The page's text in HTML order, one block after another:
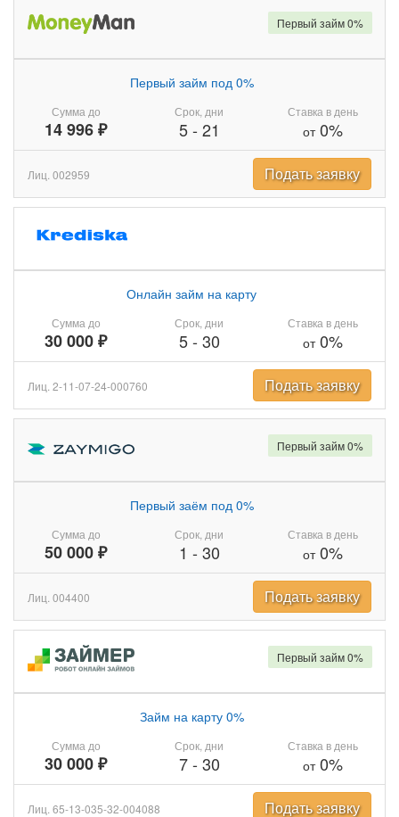
Сумма до
14 996 ₽
Первый займ под 0%
Срок, дни
5- 21
Ставка в день
от0%
Первый займ 0%
Лиц. 002959 Подать заявку
Сумма до
30 000 ₽
Онлайн займ на карту
Срок, дни
5- 30
Ставка в день
от0%
Лиц. 2-11-07-24-000760 Подать заявку
Сумма до
50 000 ₽
Первый заём под 0%
Срок, дни
1 - 30
Ставка в день
от0%
Первый займ 0%
Лиц. 004400 Подать заявку
Сумма до
30 000 ₽
Займ на карту 0%
Срок, дни
7- 30
Ставка в день
от0%
Первый займ 0%
Лиц. 65-13-035-32-004088 Подать заявку